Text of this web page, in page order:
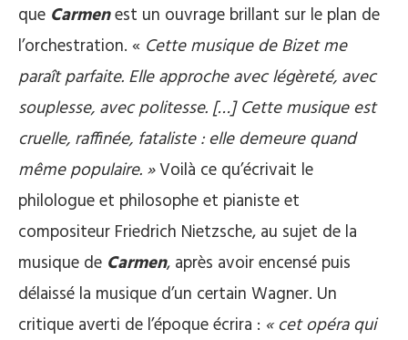
que Carmenest un ouvrage brillant sur le plan de
l’orchestration. « Cette musique de Bizet me
paraît parfaite. Elle approche avec légèreté, avec
souplesse, avec politesse. […] Cette musique est
cruelle, raffinée, fataliste : elle demeure quand
même populaire. »Voilà ce qu’écrivait le
philologue et philosophe et pianiste et
compositeur Friedrich Nietzsche, au sujet de la
musique de Carmen, après avoir encensé puis
délaissé la musique d’un certain Wagner. Un
critique averti de l’époque écrira : « cet opéra qui